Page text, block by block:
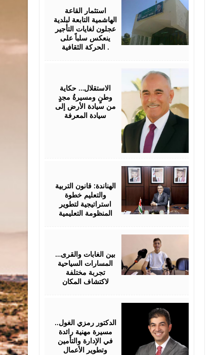
استثمار القاعة
الهاشمية التابعة لبلدية
عجلون لغايات التأجير
ينعكس سلباً على
الحركة الثقافية .
الاستقلال… حكاية
وطنٍ ومسيرةُ مجدٍ
من سيادة الأرض إلى
سيادة المعرفة
الهناندة: قانون التربية
والتعليم خطوة
استراتيجية لتطوير
المنظومة التعليمية
بين الغابات والقرى…
المسارات السياحية
تجربة مختلفة
لاكتشاف المكان
الدكتور رمزي الغول..
مسيرة مهنية رائدة
في الإدارة والتأمين
وتطوير الأعمال